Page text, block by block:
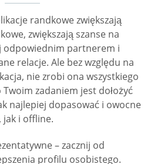
randkowe zwiększają
zwiększają szanse na
odpowiednim partnerem i
relacje. Ale bez względu na
nie zrobi ona wszystkiego
zadaniem jest dołożyć
najlepiej dopasować i owocne
i offline.
– zacznij od
profilu osobistego.